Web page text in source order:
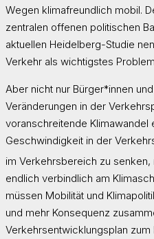
Wegen klimafreundlich mobil.
zentralen offenen politischen
aktuellen Heidelberg-Studie
Verkehr als wichtigstes
Aber nicht nur Bürger*innen
Veränderungen in der
voranschreitende Klimawandel
Geschwindigkeit in der
im Verkehrsbereich zu
endlich verbindlich am
müssen Mobilität und
und mehr Konsequenz
Verkehrsentwicklungsplan zum